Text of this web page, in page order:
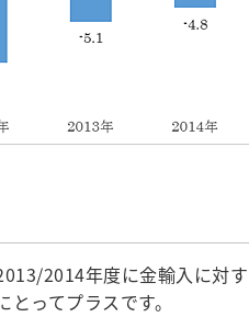
2014年度に金輸入に対
ってプラスです。